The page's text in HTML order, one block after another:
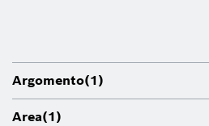
Argomento(1)
Area(1)